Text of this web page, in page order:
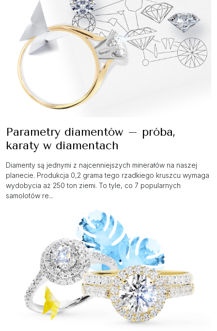
Parametry diamentów – próba,
karaty w diamentach
Diamenty są jednymi z najcenniejszych minerałów na naszej
planecie. Produkcja 0,2 grama tego rzadkiego kruszcu wymaga
wydobycia aż 250 ton ziemi. To tyle, co 7 popularnych
samolotów re...